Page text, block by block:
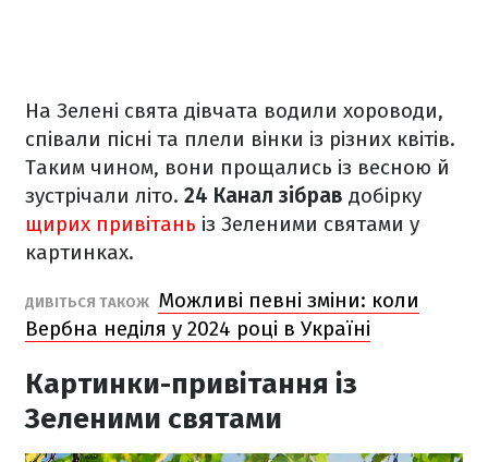
На Зелені свята дівчата водили хороводи,
співали пісні та плели вінки із різних квітів.
Таким чином, вони прощались із весною й
зустрічали літо. 24 Канал зібрав добірку
щирих привітань із Зеленими святами у
картинках.
ДИВІТЬСЯ ТАКОЖ Можливі певні зміни: коли
Вербна неділя у 2024 році в Україні
Картинки-привітання із
Зеленими святами